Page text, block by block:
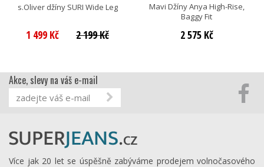
s.Oliver džíny SURI Wide Leg
1 499 Kč 2 199 Kč
Mavi Džíny Anya High-Rise,
Baggy Fit
2 575 Kč
Akce, slevy na váš e-mail
Více jak 20 let se úspěšně zabýváme prodejem volnočasového